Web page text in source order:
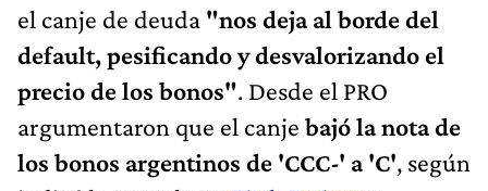
el canje de deuda "nos deja al borde del
default, pesificando y desvalorizando el
precio de los bonos". Desde el PRO
argumentaron que el canje bajó la nota de
los bonos argentinos de 'CCC-' a 'C', según